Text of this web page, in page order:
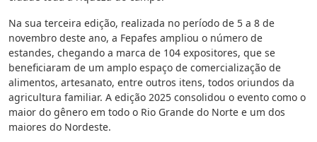
Na sua terceira edição, realizada no período de 5 a 8 de
novembro deste ano, a Fepafes ampliou o número de
estandes, chegando a marca de 104 expositores, que se
beneficiaram de um amplo espaço de comercialização de
alimentos, artesanato, entre outros itens, todos oriundos da
agricultura familiar. A edição 2025 consolidou o evento como o
maior do gênero em todo o Rio Grande do Norte e um dos
maiores do Nordeste.